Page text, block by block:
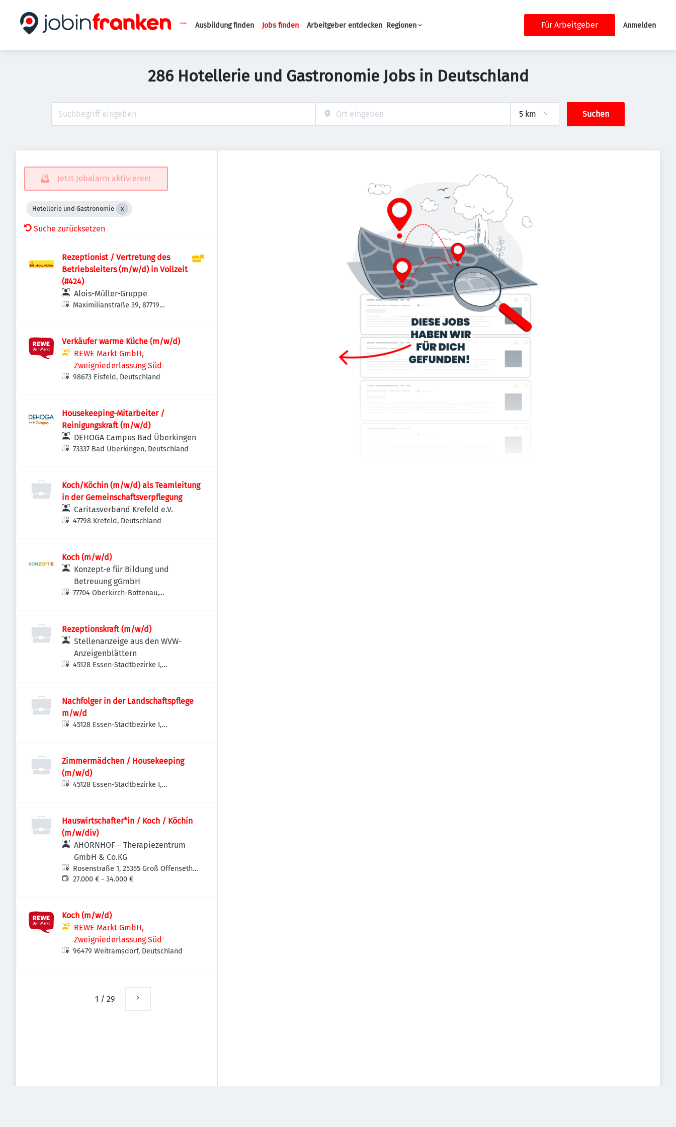
Haupt-Navigation
Ausbildung finden Jobs finden Arbeitgeber entdecken Regionen Für Arbeitgeber Anmelden
286 Hotellerie und Gastronomie Jobs in Deutschland
Suchen
Jetzt Jobalarm aktivieren!
Hotellerie und Gastronomie
Suche zurücksetzen
Rezeptionist / Vertretung des
Betriebsleiters (m/w/d) in Vollzeit
(#424)
Alois-Müller-Gruppe
Maximilianstraße 39, 87719
Verkäufer warme Küche (m/w/d)
REWE Markt GmbH,
Zweigniederlassung Süd
98673 Eisfeld, Deutschland
Housekeeping-Mitarbeiter /
Reinigungskraft (m/w/d)
DEHOGA Campus Bad Überkingen
73337 Bad Überkingen, Deutschland
Koch/Köchin (m/w/d) als Teamleitung
in der Gemeinschaftsverpflegung
Caritasverband Krefeld e.V.
47798 Krefeld, Deutschland
Koch (m/w/d)
Konzept-e für Bildung und
Betreuung gGmbH
77704 Oberkirch-Bottenau,
Rezeptionskraft (m/w/d)
Stellenanzeige aus den WVW-
Anzeigenblättern
45128 Essen-Stadtbezirke I,
Nachfolger in der Landschaftspflege
m/w/d
45128 Essen-Stadtbezirke I,
Zimmermädchen / Housekeeping
(m/w/d)
45128 Essen-Stadtbezirke I,
Hauswirtschafter*in / Koch / Köchin
(m/w/div)
AHORNHOF – Therapiezentrum
GmbH & Co.KG
Rosenstraße 1, 25355 Groß Offenseth-
Aspern, Deutschland
27.000 € - 34.000 €
Koch (m/w/d)
REWE Markt GmbH,
Zweigniederlassung Süd
96479 Weitramsdorf, Deutschland
1 / 29